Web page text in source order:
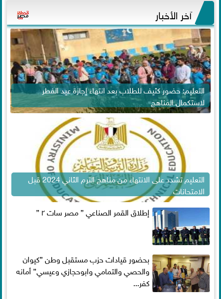
آخر الأخبار
التعليم: حضور كثيف للطلاب بعد انتهاء إجازة عيد الفطر
لاستكمال المناهج
التعليم تشدد على الانتهاء من مناهج الترم الثاني 2024 قبل
الامتحانات
إطلاق القمر الصناعي ” مصر سات ٢ ”
بحضور قيادات حزب مستقبل وطن ”كيوان
والحصي والتمامي وابوحجازي وعيسي” أمانه
كفر...